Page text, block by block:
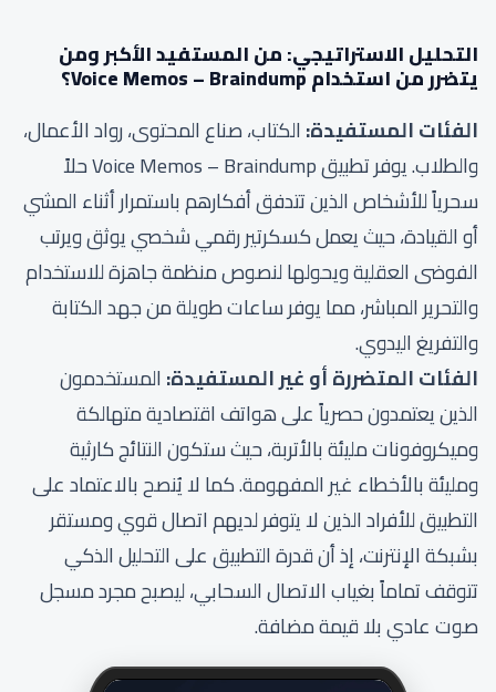
التحليل الاستراتيجي: من المستفيد الأكبر ومن
يتضرر من استخدام Voice Memos – Braindump؟
الفئات المستفيدة: الكتاب، صناع المحتوى، رواد الأعمال،
والطلاب. يوفر تطبيق Voice Memos – Braindump حلاً
سحرياً للأشخاص الذين تتدفق أفكارهم باستمرار أثناء المشي
أو القيادة، حيث يعمل كسكرتير رقمي شخصي يوثق ويرتب
الفوضى العقلية ويحولها لنصوص منظمة جاهزة للاستخدام
والتحرير المباشر، مما يوفر ساعات طويلة من جهد الكتابة
والتفريغ اليدوي.
الفئات المتضررة أو غير المستفيدة: المستخدمون
الذين يعتمدون حصرياً على هواتف اقتصادية متهالكة
وميكروفونات مليئة بالأتربة، حيث ستكون النتائج كارثية
ومليئة بالأخطاء غير المفهومة. كما لا يُنصح بالاعتماد على
التطبيق للأفراد الذين لا يتوفر لديهم اتصال قوي ومستقر
بشبكة الإنترنت، إذ أن قدرة التطبيق على التحليل الذكي
تتوقف تماماً بغياب الاتصال السحابي، ليصبح مجرد مسجل
صوت عادي بلا قيمة مضافة.